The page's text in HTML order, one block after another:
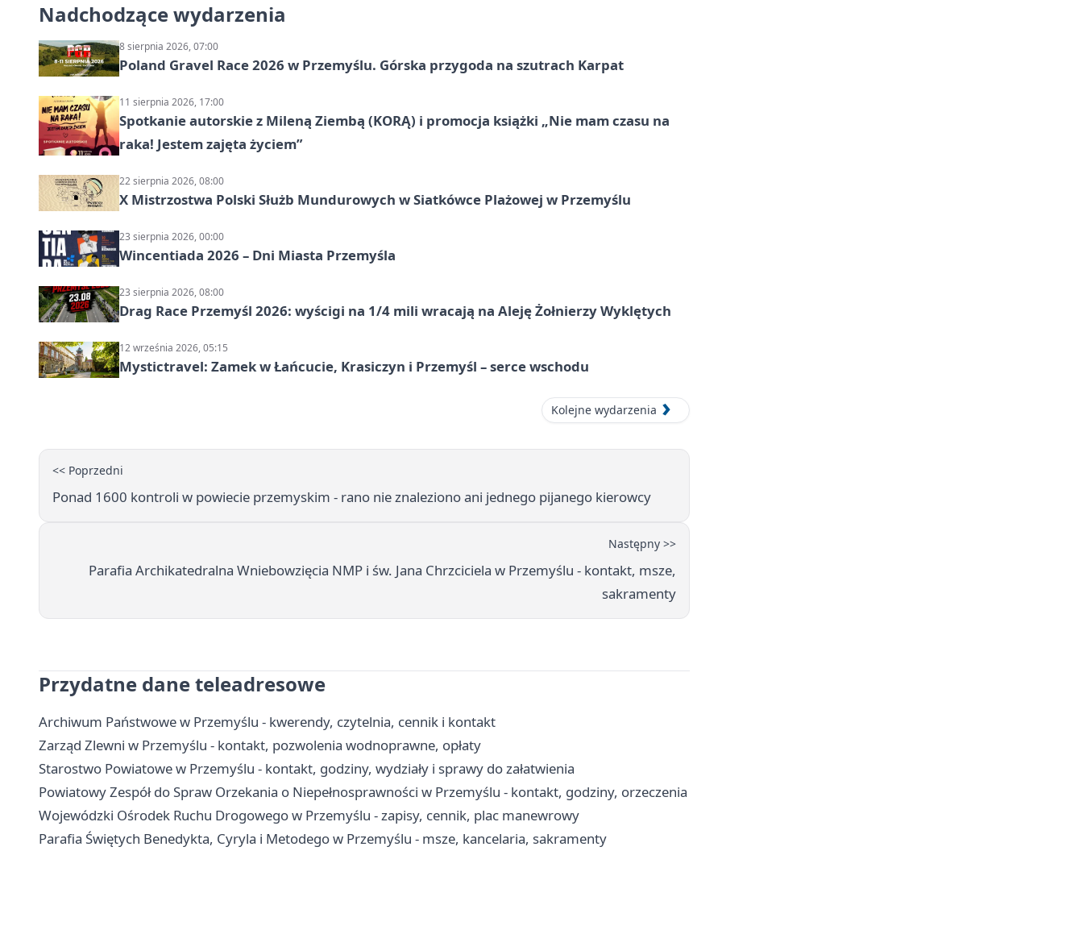
Nadchodzące wydarzenia
8 sierpnia 2026, 07:00
Poland Gravel Race 2026 w Przemyślu. Górska przygoda na szutrach Karpat
11 sierpnia 2026, 17:00
Spotkanie autorskie z Mileną Ziembą (KORĄ) i promocja książki „Nie mam czasu na
raka! Jestem zajęta życiem”
22 sierpnia 2026, 08:00
X Mistrzostwa Polski Służb Mundurowych w Siatkówce Plażowej w Przemyślu
23 sierpnia 2026, 00:00
Wincentiada 2026 – Dni Miasta Przemyśla
23 sierpnia 2026, 08:00
Drag Race Przemyśl 2026: wyścigi na 1/4 mili wracają na Aleję Żołnierzy Wyklętych
12 września 2026, 05:15
Mystictravel: Zamek w Łańcucie, Krasiczyn i Przemyśl – serce wschodu
Kolejne wydarzenia
<< Poprzedni
Ponad 1600 kontroli w powiecie przemyskim - rano nie znaleziono ani jednego pijanego kierowcy
Następny >>
Parafia Archikatedralna Wniebowzięcia NMP i św. Jana Chrzciciela w Przemyślu - kontakt, msze,
sakramenty
Przydatne dane teleadresowe
Archiwum Państwowe w Przemyślu - kwerendy, czytelnia, cennik i kontakt
Zarząd Zlewni w Przemyślu - kontakt, pozwolenia wodnoprawne, opłaty
Starostwo Powiatowe w Przemyślu - kontakt, godziny, wydziały i sprawy do załatwienia
Powiatowy Zespół do Spraw Orzekania o Niepełnosprawności w Przemyślu - kontakt, godziny, orzeczenia
Wojewódzki Ośrodek Ruchu Drogowego w Przemyślu - zapisy, cennik, plac manewrowy
Parafia Świętych Benedykta, Cyryla i Metodego w Przemyślu - msze, kancelaria, sakramenty